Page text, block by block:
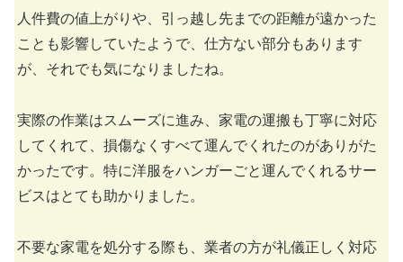
人件費の値上がりや、引っ越し先までの距離が遠かった
ことも影響していたようで、仕方ない部分もあります
が、それでも気になりましたね。
実際の作業はスムーズに進み、家電の運搬も丁寧に対応
してくれて、損傷なくすべて運んでくれたのがありがた
かったです。特に洋服をハンガーごと運んでくれるサー
ビスはとても助かりました。
不要な家電を処分する際も、業者の方が礼儀正しく対応